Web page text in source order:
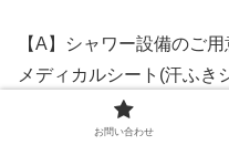
【A】シャワー設備のご
メディカルシート(汗ふき
で、ご利用ください。
ホットヨガスタジオ併設
お問い合わせ